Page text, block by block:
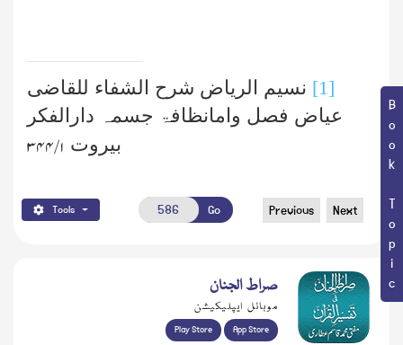
Book Topic
[1] نسیم الریاض شرح الشفاء للقاضی
عیاض فصل وامانظافۃ جسمہ دارالفکر
بیروت ۱/ ۳۴۴
Tools Go Previous Next
صراط الجنان
موبائل ایپلیکیشن
Play Store App Store